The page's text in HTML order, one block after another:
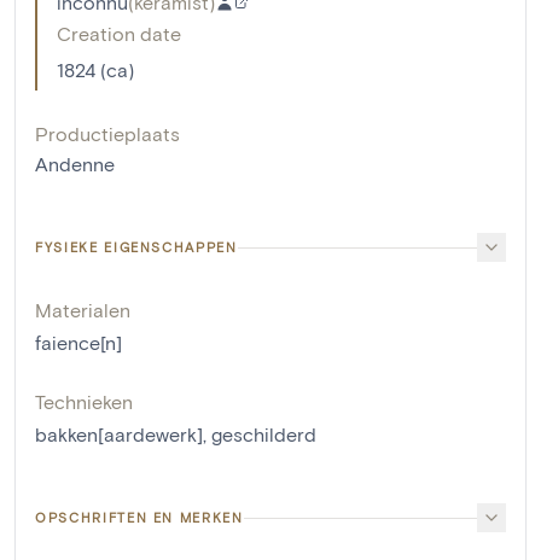
Creation date
1824 (ca)
Productieplaats
Andenne
FYSIEKE EIGENSCHAPPEN
Materialen
faience[n]
Technieken
bakken[aardewerk], geschilderd
OPSCHRIFTEN EN MERKEN